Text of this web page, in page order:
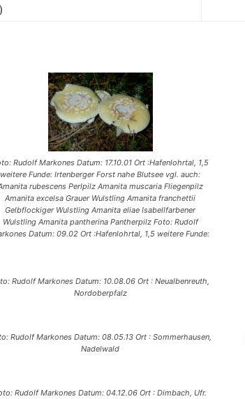
Rudolf Markones Datum: 17.10.01 Ort :Hafenlohrtal, 1,5
weitere Funde: Irtenberger Forst nahe Blutsee vgl. auch:
rubescens Perlpilz Amanita muscaria Fliegenpilz
Amanita excelsa Grauer Wulstling Amanita franchettii
Gelbflockiger Wulstling Amanita eliae Isabellfarbener
Wulstling Amanita pantherina Pantherpilz Foto: Rudolf
Datum: 09.02 Ort :Hafenlohrtal, 1,5 weitere Funde:
Rudolf Markones Datum: 10.08.06 Ort : Neualbenreuth,
Nordoberpfalz
Rudolf Markones Datum: 08.05.13 Ort : Sommerhausen,
Nadelwald
Rudolf Markones Datum: 04.12.06 Ort : Dimbach, Ufr.